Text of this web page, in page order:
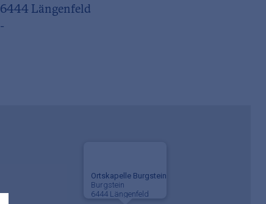
6444 Längenfeld
-
Ortskapelle Burgstein
Burgstein
6444 Längenfeld